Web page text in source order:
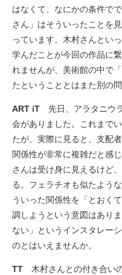
はなくて、なにかの条件で
さん」はそういったことを
っています。木村さんとい
学んだことが今回の作品に
れませんが、美術館の中で
たということとはまた別の問
ART iT 先日、アラタニウ
会がありました。これまで
たが、実際に見ると、支配
関係性が非常に複雑だと感
さんは受け身に見えるけど
る。フェラチオも似たよう
ういった関係性を「とおく
調しようという意図はあり
ない」というインスタレー
のとはいえませんか。
TT 木村さんとの付き合い